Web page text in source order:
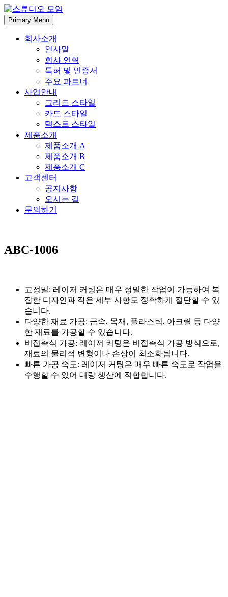
Skip
to
content
Primary Menu
회사소개
인사말
회사 연혁
특허 및 인증서
주요 파트너
사업안내
그리드 스타일
카드 스타일
텍스트 스타일
제품소개
제품소개 A
제품소개 B
제품소개 C
고객센터
공지사항
오시는 길
문의하기
ABC-1006
고정밀: 레이저 커팅은 매우 정밀한 작업이 가능하여 복
잡한 디자인과 작은 세부 사항도 정확하게 절단할 수 있
습니다.
다양한 재료 가공: 금속, 목재, 플라스틱, 아크릴 등 다양
한 재료를 가공할 수 있습니다.
비접촉식 가공: 레이저 커팅은 비접촉식 가공 방식으로,
재료의 물리적 변형이나 손상이 최소화됩니다.
빠른 가공 속도: 레이저 커팅은 매우 빠른 속도로 작업을
수행할 수 있어 대량 생산에 적합합니다.